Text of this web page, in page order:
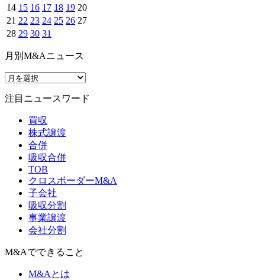
14 15 16 17 18 19 20
21 22 23 24 25 26 27
28 29 30 31
月別M&Aニュース
注目ニュースワード
買収
株式譲渡
合併
吸収合併
TOB
クロスボーダーM&A
子会社
吸収分割
事業譲渡
会社分割
M&Aでできること
M&Aとは